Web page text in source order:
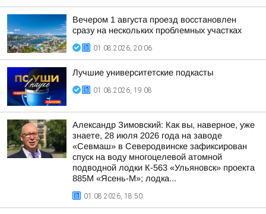
Вечером 1 августа проезд восстановлен
сразу на нескольких проблемных участках
01.08.2026, 20:06
Лучшие университетские подкасты
01.08.2026, 19:08
Александр Зимовский: Как вы, наверное, уже
знаете, 28 июля 2026 года на заводе
«Севмаш» в Северодвинске зафиксирован
спуск на воду многоцелевой атомной
подводной лодки К-563 «Ульяновск» проекта
885М «Ясень-М»; лодка...
01.08.2026, 18:50